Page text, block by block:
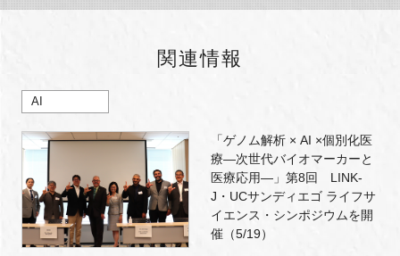
関連情報
AI
「ゲノム解析 × AI ×個別化医
療―次世代バイオマーカーと
医療応用―」第8回 LINK-
J・UCサンディエゴ ライフサ
イエンス・シンポジウムを開
催（5/19）